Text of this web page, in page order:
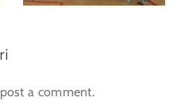
a comment.